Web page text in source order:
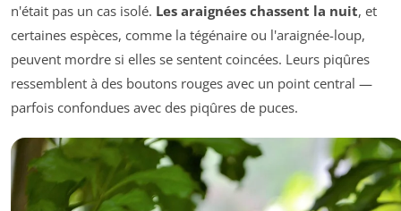
n'était pas un cas isolé. Les araignées chassent la nuit, et
certaines espèces, comme la tégénaire ou l'araignée-loup,
peuvent mordre si elles se sentent coincées. Leurs piqûres
ressemblent à des boutons rouges avec un point central —
parfois confondues avec des piqûres de puces.